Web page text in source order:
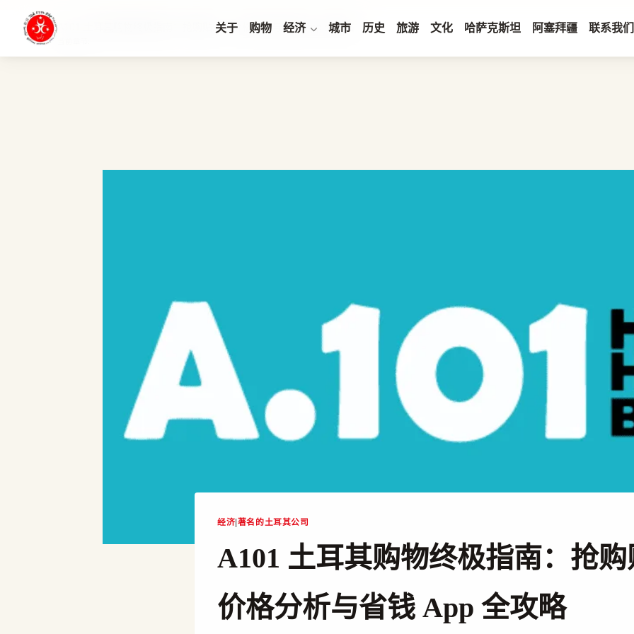
关于 购物 经济 城市 历史 旅游 文化 哈萨克斯坦 阿塞拜疆 联系我们
A101 土耳其购物终极指南：抢购贴士、价格分析与省钱 App 全攻略
经济 著名的土耳其公司
A101 土耳其购物终极指南：抢
价格分析与省钱 App 全攻略